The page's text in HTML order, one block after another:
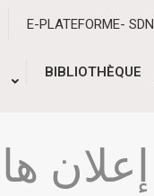
E-PLATEFORME- SDN
BIBLIOTHÈQUE
إعلان